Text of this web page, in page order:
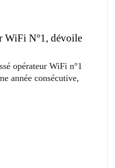
WiFi N°1, dévoile
opérateur WiFi n°1
année consécutive,